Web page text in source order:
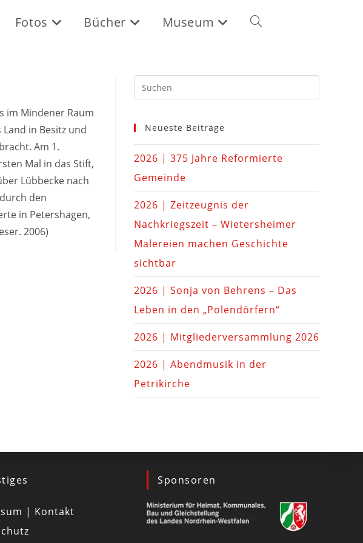
Fotos Bücher Museum
im Mindener Raum
in Besitz und
Am 1.
Mal in das Stift,
Lübbecke nach
den
in Petershagen,
2006)
Neueste Beiträge
2026 | 375 Jahre Reformierte
Gemeinde
2026 | Zeitzeugnis der
Nachkriegszeit – Wietersheimer
Malereien machen Geschichte
sichtbar
2026 | Sonja von Behrens – Das
Leben in den „Polendörfern“
2026 | Mitgliederversammlung 2026
2026 | Abendmusik in der
Petrikirche
| Kontakt
Sponsoren